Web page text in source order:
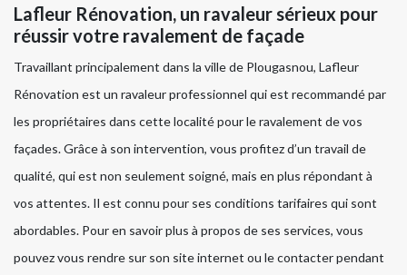
Lafleur Rénovation, un ravaleur sérieux pour
réussir votre ravalement de façade
Travaillant principalement dans la ville de Plougasnou, Lafleur
Rénovation est un ravaleur professionnel qui est recommandé par
les propriétaires dans cette localité pour le ravalement de vos
façades. Grâce à son intervention, vous profitez d’un travail de
qualité, qui est non seulement soigné, mais en plus répondant à
vos attentes. Il est connu pour ses conditions tarifaires qui sont
abordables. Pour en savoir plus à propos de ses services, vous
pouvez vous rendre sur son site internet ou le contacter pendant